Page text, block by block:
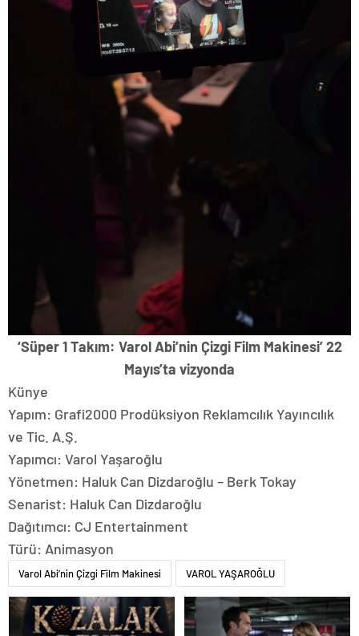
‘Süper 1 Takım: Varol Abi’nin Çizgi Film Makinesi’ 22
Mayıs’ta vizyonda
Künye
Yapım: Grafi2000 Prodüksiyon Reklamcılık Yayıncılık
ve Tic. A.Ş.
Yapımcı: Varol Yaşaroğlu
Yönetmen: Haluk Can Dizdaroğlu – Berk Tokay
Senarist: Haluk Can Dizdaroğlu
Dağıtımcı: CJ Entertainment
Türü: Animasyon
Varol Abi’nin Çizgi Film Makinesi VAROL YAŞAROĞLU